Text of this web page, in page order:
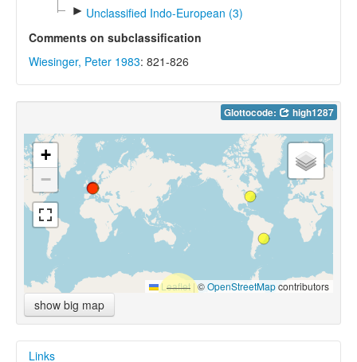
► Unclassified Indo-European (3)
Comments on subclassification
Wiesinger, Peter 1983: 821-826
Glottocode: high1287
+
−
Leaflet |©OpenStreetMapcontributors
show big map
Links